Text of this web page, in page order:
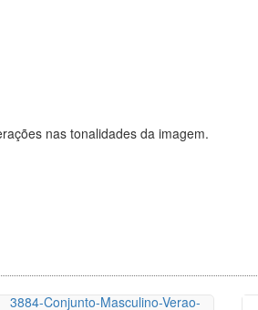
nas tonalidades da imagem.